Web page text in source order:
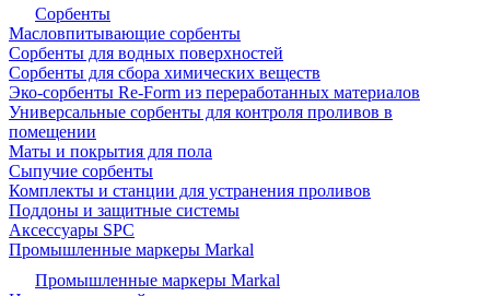
Сорбенты
Масловпитывающие сорбенты
Сорбенты для водных поверхностей
Сорбенты для сбора химических веществ
Эко-сорбенты Re-Form из переработанных материалов
Универсальные сорбенты для контроля проливов в
помещении
Маты и покрытия для пола
Сыпучие сорбенты
Комплекты и станции для устранения проливов
Поддоны и защитные системы
Аксессуары SPC
Промышленные маркеры Markal
Промышленные маркеры Markal